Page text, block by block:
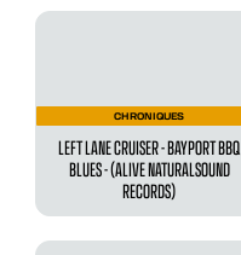
CHRONIQUES
LEFT LANE CRUISER - BAYPORT BBQ
BLUES - (ALIVE NATURALSOUND
RECORDS)